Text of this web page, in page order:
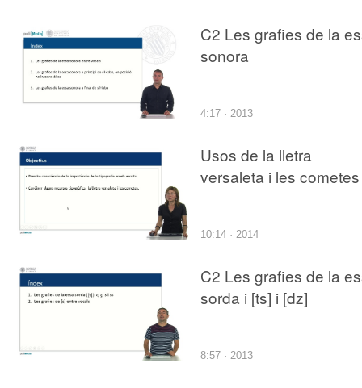
C2 Les grafies de la
sonora
4:17 · 2013
Usos de la lletra
versaleta i les cometes
10:14 · 2014
C2 Les grafies de la
sorda i [ts] i [dz]
8:57 · 2013